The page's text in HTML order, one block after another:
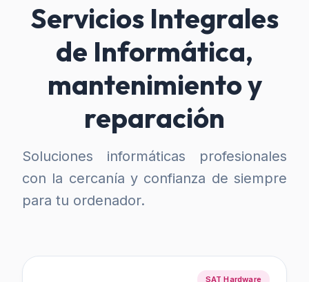
Servicios Integrales
de Informática,
mantenimiento y
reparación
Soluciones informáticas profesionales
con la cercanía y confianza de siempre
para tu ordenador.
SAT Hardware